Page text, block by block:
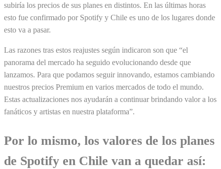
subiría los precios de sus planes en distintos. En las últimas horas
esto fue confirmado por Spotify y Chile es uno de los lugares donde
esto va a pasar.
Las razones tras estos reajustes según indicaron son que “el
panorama del mercado ha seguido evolucionando desde que
lanzamos. Para que podamos seguir innovando, estamos cambiando
nuestros precios Premium en varios mercados de todo el mundo.
Estas actualizaciones nos ayudarán a continuar brindando valor a los
fanáticos y artistas en nuestra plataforma”.
Por lo mismo, los valores de los planes
de Spotify en Chile van a quedar así: